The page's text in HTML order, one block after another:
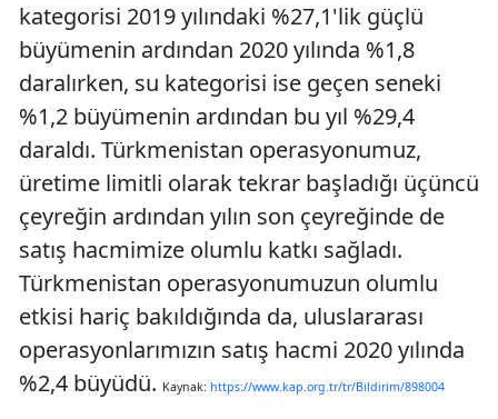
kategorisi 2019 yılındaki %27,1'lik güçlü
büyümenin ardından 2020 yılında %1,8
daralırken, su kategorisi ise geçen seneki
%1,2 büyümenin ardından bu yıl %29,4
daraldı. Türkmenistan operasyonumuz,
üretime limitli olarak tekrar başladığı üçüncü
çeyreğin ardından yılın son çeyreğinde de
satış hacmimize olumlu katkı sağladı.
Türkmenistan operasyonumuzun olumlu
etkisi hariç bakıldığında da, uluslararası
operasyonlarımızın satış hacmi 2020 yılında
%2,4 büyüdü. Kaynak: https://www.kap.org.tr/tr/Bildirim/898004